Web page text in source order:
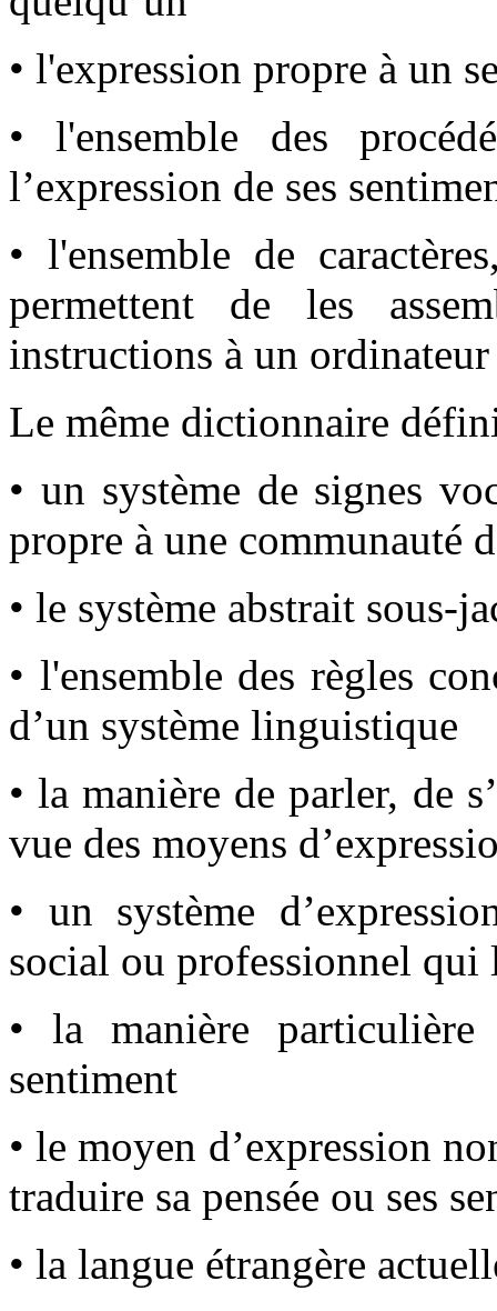
• l'expression propre à un
• l'ensemble des
l’expression de ses
• l'ensemble de
permettent de les
instructions à un ordinateur
Le même dictionnaire
• un système de signes
propre à une communauté
• le système abstrait sous-
• l'ensemble des règles
d’un système linguistique
• la manière de parler, de
vue des moyens
• un système
social ou professionnel qui
• la manière
sentiment
• le moyen d’expression
traduire sa pensée ou ses
• la langue étrangère